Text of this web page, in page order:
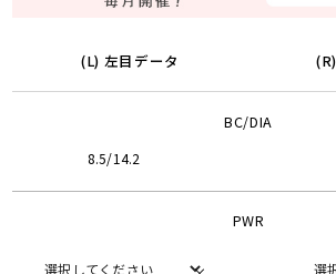
(L) 左目データ
BC/DIA
8.5/14.2
PWR